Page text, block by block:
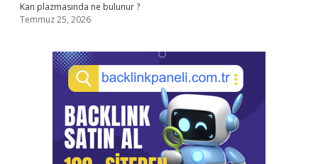
Kan plazmasında ne bulunur ?
Temmuz 25, 2026